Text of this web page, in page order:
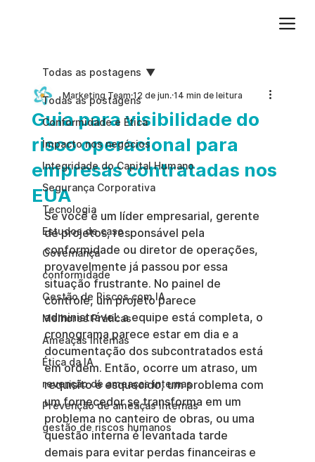
Todas as postagens
Conformidade e Ética
Impacto nos negócios
Integridade do Capital Humano
Segurança Corporativa
Tecnologia
Estudos de caso
Governança
conformidade
Gestão de Riscos com IA
Melhores Práticas
Ameaças Internas
Ética da IA
revenção de ameaças internas
Prevenção de ameaças internas
gestão de riscos humanos
Todas as postagens
Guia para visibilidade do
risco operacional para
empresas contratadas nos
EUA
Marketing Team 12 de jun. 14 min de leitura
Se você é um líder empresarial, gerente
de projetos, responsável pela
conformidade ou diretor de operações,
provavelmente já passou por essa
situação frustrante. No painel de
controle, um projeto parece
administrável: a equipe está completa, o
cronograma parece estar em dia e a
documentação dos subcontratados está
em ordem. Então, ocorre um atraso, um
requisito é esquecido, um problema com
um fornecedor se transforma em um
problema no canteiro de obras, ou uma
questão interna é levantada tarde
demais para evitar perdas financeiras e